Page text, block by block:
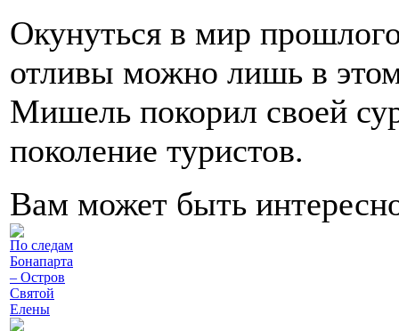
Окунуться в мир
отливы можно лишь в
Мишель покорил своей
поколение туристов.
Вам может быть
По следам
Бонапарта
– Остров
Святой
Елены